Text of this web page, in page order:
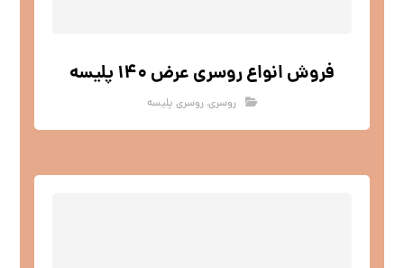
فروش انواع روسری عرض 140 پلیسه
روسری,روسری پلیسه